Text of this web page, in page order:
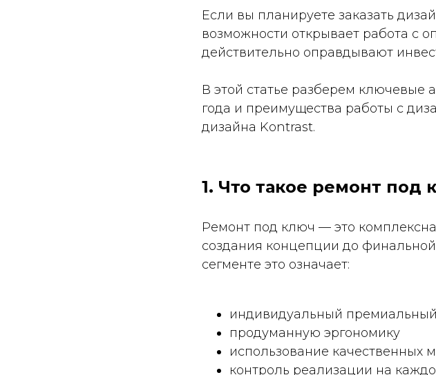
Если вы планируете заказать
возможности открывает работа с
действительно оправдывают
В этой статье разберем ключевые
года и преимущества работы с
дизайна Kontrast.
1. Что такое ремонт под
Ремонт под ключ — это
создания концепции до
сегменте это означает:
индивидуальный
продуманную эргономику
использование качественных
контроль реализации на